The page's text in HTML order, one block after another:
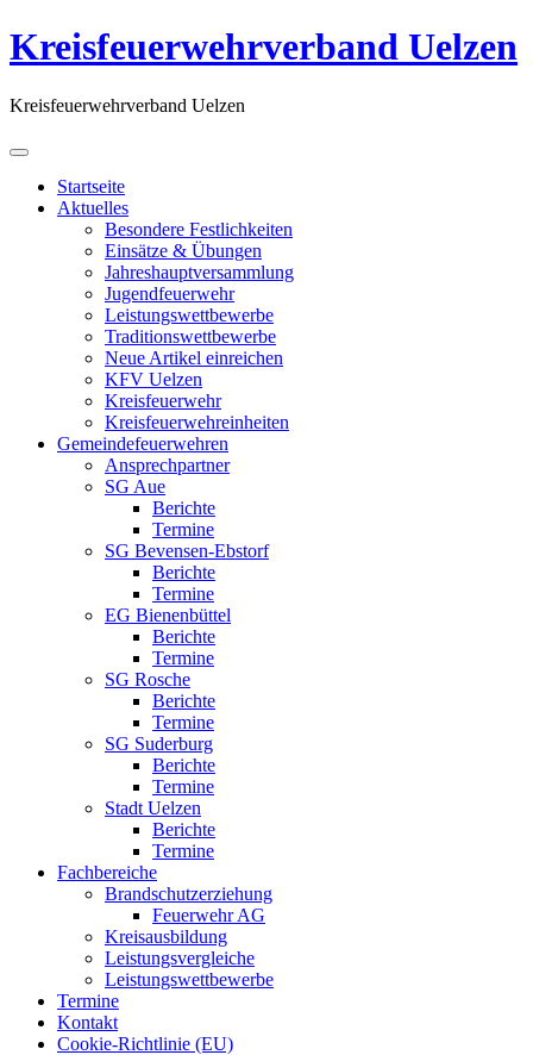
Kreisfeuerwehrverband Uelzen
Kreisfeuerwehrverband Uelzen
Startseite
Aktuelles
Besondere Festlichkeiten
Einsätze & Übungen
Jahreshauptversammlung
Jugendfeuerwehr
Leistungswettbewerbe
Traditionswettbewerbe
Neue Artikel einreichen
KFV Uelzen
Kreisfeuerwehr
Kreisfeuerwehreinheiten
Gemeindefeuerwehren
Ansprechpartner
SG Aue
Berichte
Termine
SG Bevensen-Ebstorf
Berichte
Termine
EG Bienenbüttel
Berichte
Termine
SG Rosche
Berichte
Termine
SG Suderburg
Berichte
Termine
Stadt Uelzen
Berichte
Termine
Fachbereiche
Brandschutzerziehung
Feuerwehr AG
Kreisausbildung
Leistungsvergleiche
Leistungswettbewerbe
Termine
Kontakt
Cookie-Richtlinie (EU)